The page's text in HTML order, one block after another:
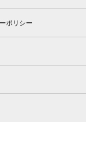
ポリシー